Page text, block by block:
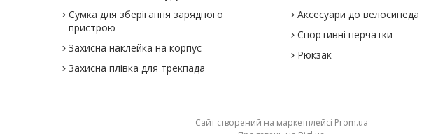
Сумка для зберігання зарядного
пристрою
Захисна наклейка на корпус
Захисна плівка для трекпада
Аксесуари до велосипеда
Спортивні перчатки
Рюкзак
Сайт створений на маркетплейсі Prom.ua